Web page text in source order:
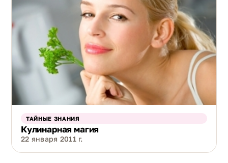
ТАЙНЫЕ ЗНАНИЯ
Кулинарная магия
22 января 2011 г.